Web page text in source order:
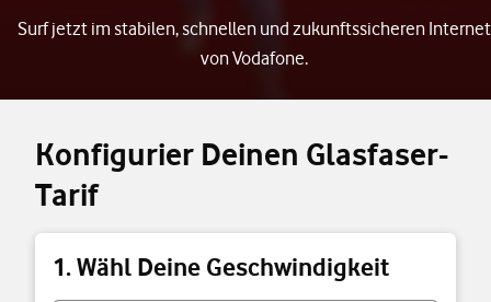
Surf jetzt im stabilen, schnellen und zukunftssicheren Internet
von Vodafone.
Konfigurier Deinen Glasfaser-
Tarif
1. Wähl Deine Geschwindigkeit